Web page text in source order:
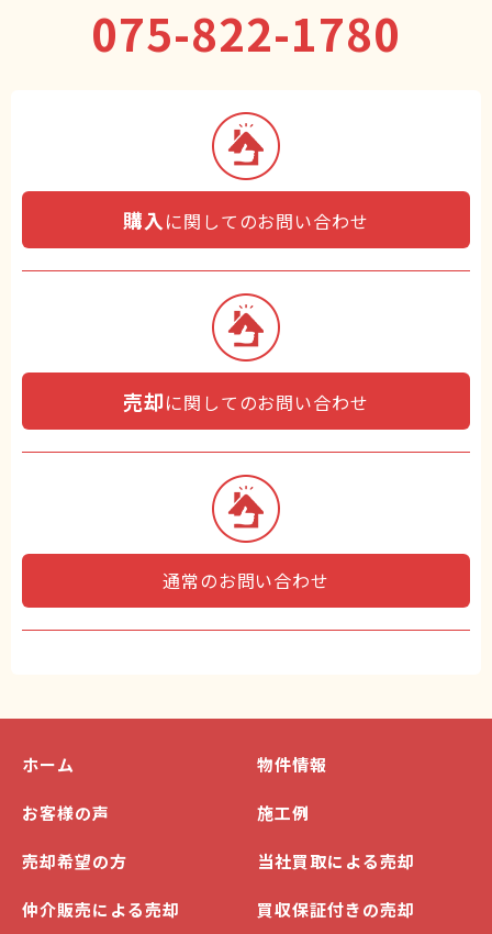
075-822-1780
購入 に関してのお問い合わせ
売却に関してのお問い合わせ
通常のお問い合わせ
ホーム 物件情報
お客様の声 施工例
売却希望の方 当社買取による売却
仲介販売による売却 買収保証付きの売却